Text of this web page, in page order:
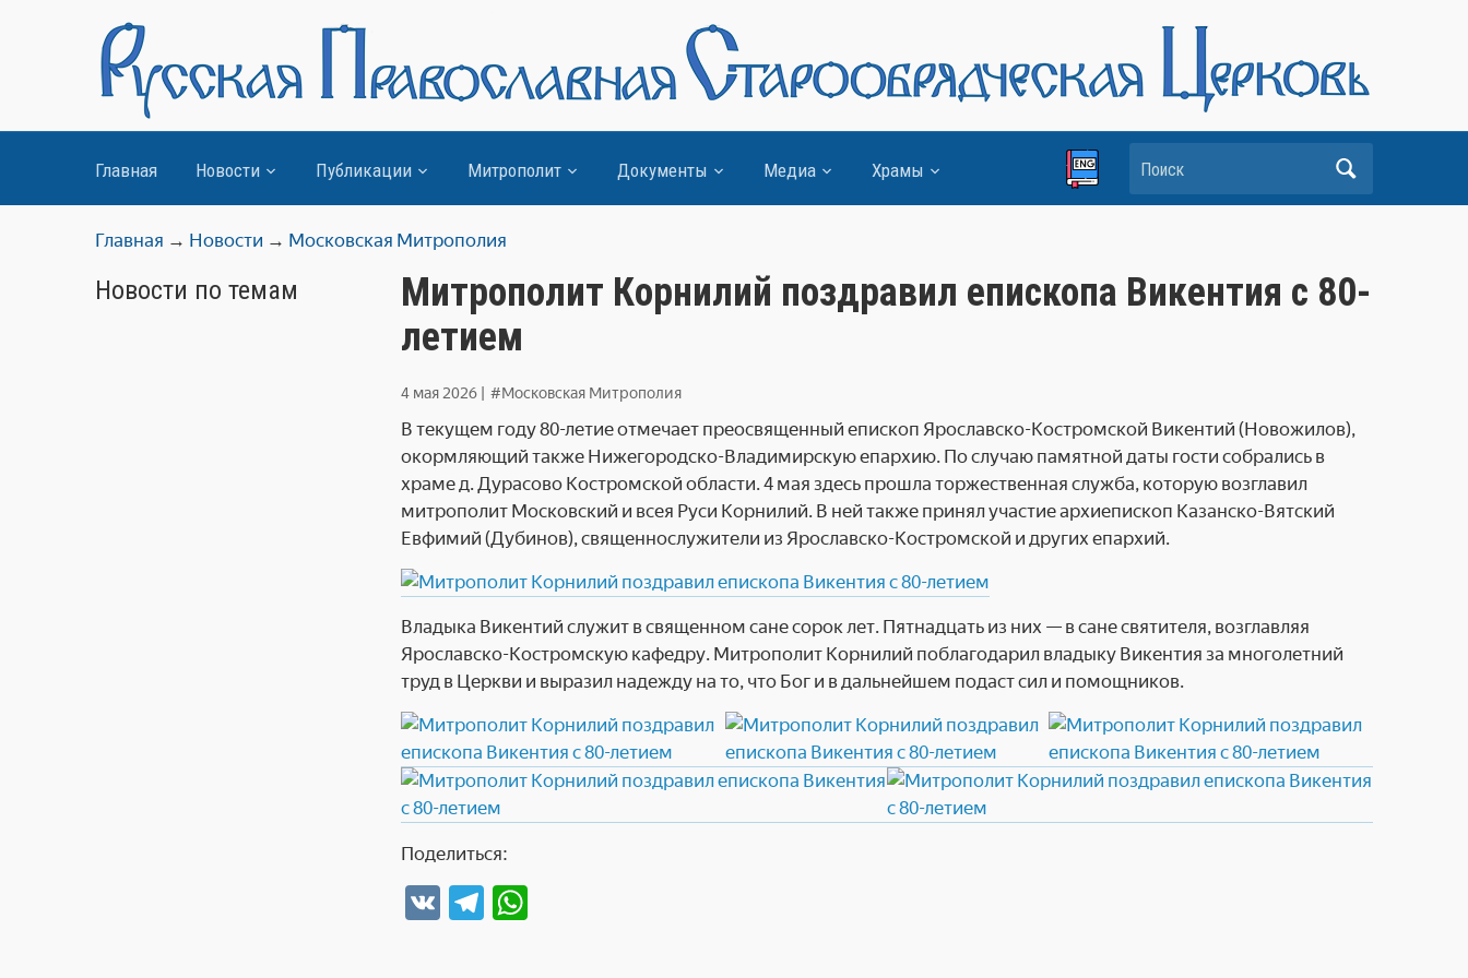
Главная Новости Публикации Митрополит Документы Медиа Храмы Поиск
Главная → Новости → Московская Митрополия
Новости по темам
Митрополит Корнилий поздравил епископа Викентия с 80-
летием
4 мая 2026 #Московская Митрополия
В текущем году 80-летие отмечает преосвященный епископ Ярославско-Костромской Викентий (Новожилов),
окормляющий также Нижегородско-Владимирскую епархию. По случаю памятной даты гости собрались в
храме д. Дурасово Костромской области. 4 мая здесь прошла торжественная служба, которую возглавил
митрополит Московский и всея Руси Корнилий. В ней также принял участие архиепископ Казанско-Вятский
Евфимий (Дубинов), священнослужители из Ярославско-Костромской и других епархий.
Владыка Викентий служит в священном сане сорок лет. Пятнадцать из них — в сане святителя, возглавляя
Ярославско-Костромскую кафедру. Митрополит Корнилий поблагодарил владыку Викентия за многолетний
труд в Церкви и выразил надежду на то, что Бог и в дальнейшем подаст сил и помощников.
Поделиться:
V
T